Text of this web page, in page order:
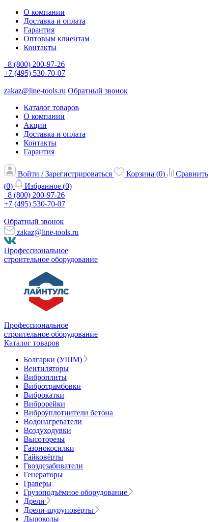
О компании
Доставка и оплата
Гарантия
Оптовым клиентам
Контакты
8 (800) 200-97-26
+7 (495) 530-70-07
zakaz@line-tools.ru Обратный звонок
Каталог товаров
О компании
Акции
Доставка и оплата
Контакты
Гарантия
Войти / Зарегистрироваться Корзина (0)
Сравнить
(0) Избранное (0)
8 (800) 200-97-26
+7 (495) 530-70-07
Обратный звонок
zakaz@line-tools.ru
Профессиональное
строительное оборудование
Профессиональное
строительное оборудование
Каталог товаров
Болгарки (УШМ)
Вентиляторы
Виброплиты
Вибротрамбовки
Виброкатки
Виброрейки
Виброуплотнители бетона
Водонагреватели
Воздуходувки
Высоторезы
Газонокосилки
Гайковёрты
Гвоздезабиватели
Генераторы
Граверы
Грузоподъёмное оборудование
Дрели
Дрели-шуруповёрты
Дыроколы